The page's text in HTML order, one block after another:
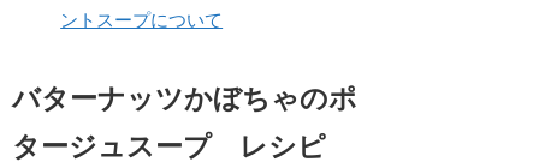
ントスープについて
バターナッツかぼちゃのポ
タージュスープ レシピ